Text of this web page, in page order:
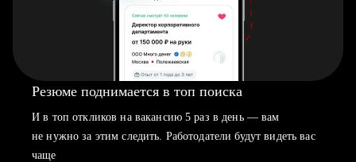
Резюме поднимается в топ поиска
И в топ откликов на вакансию 5 раз в день — вам
не нужно за этим следить. Работодатели будут видеть вас
чаще